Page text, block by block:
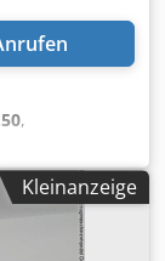
,
50
Kleinanzeige